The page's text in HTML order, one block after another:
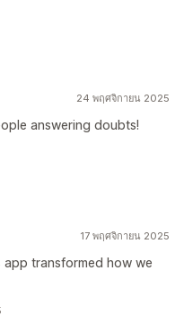
24 พฤศจิกายน 2025
answering doubts!
17 พฤศจิกายน 2025
app transformed how we